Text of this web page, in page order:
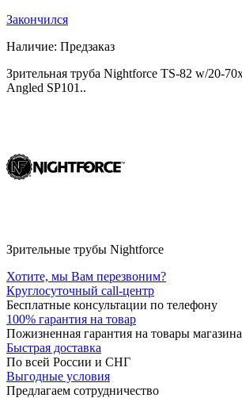
Закончился
Наличие: Предзаказ
Зрительная труба Nightforce TS-82 w/20-
Angled SP101..
Зрительные трубы Nightforce
Хотите, мы Вам перезвоним?
Круглосуточный call-центр
Бесплатные консультации по телефону
100% гарантия на товар
Пожизненная гарантия на товары магазина
Быстрая доставка
По всей России и СНГ
Выгодные условия
Предлагаем сотрудничество